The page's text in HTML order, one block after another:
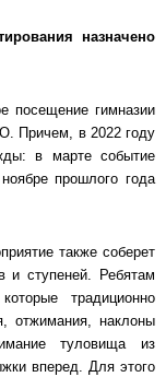
назначено
посещение гимназии
Причем, в 2022 году
в марте событие
прошлого года
также соберет
и ступеней. Ребятам
традиционно
отжимания, наклоны
туловища из
вперед. Для этого